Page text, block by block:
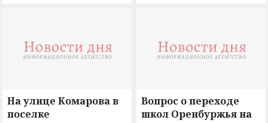
На улице Комарова в
поселке
Вопрос о переходе
школ Оренбуржья на